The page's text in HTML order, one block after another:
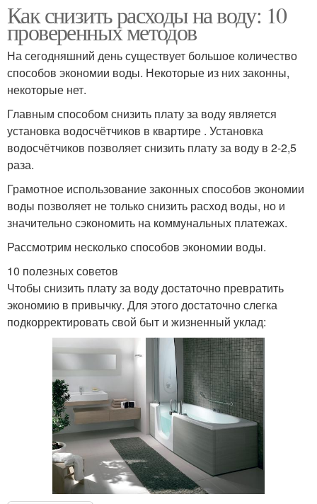
Как снизить расходы на воду: 10
проверенных методов
На сегодняшний день существует большое количество
способов экономии воды. Некоторые из них законны,
некоторые нет.
Главным способом снизить плату за воду является
установка водосчётчиков в квартире . Установка
водосчётчиков позволяет снизить плату за воду в 2-2,5
раза.
Грамотное использование законных способов экономии
воды позволяет не только снизить расход воды, но и
значительно сэкономить на коммунальных платежах.
Рассмотрим несколько способов экономии воды.
10 полезных советов
Чтобы снизить плату за воду достаточно превратить
экономию в привычку. Для этого достаточно слегка
подкорректировать свой быт и жизненный уклад: